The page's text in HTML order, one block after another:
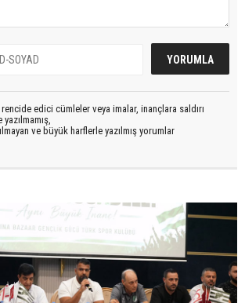
edici cümleler veya imalar, inançlara saldırı
ve büyük harflerle yazılmış yorumlar